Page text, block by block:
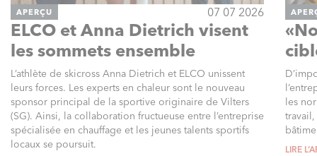
APERÇU 07 07 2026
ELCO et Anna Dietrich visent
les sommets ensemble
L’athlète de skicross Anna Dietrich et ELCO unissent
leurs forces. Les experts en chaleur sont le nouveau
sponsor principal de la sportive originaire de Vilters
(SG). Ainsi, la collaboration fructueuse entre l’entreprise
spécialisée en chauffage et les jeunes talents sportifs
locaux se poursuit.
les
LIRE